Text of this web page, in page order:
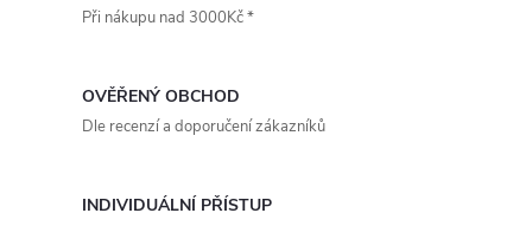
Při nákupu nad 3000Kč *
OVĚŘENÝ OBCHOD
Dle recenzí a doporučení zákazníků
INDIVIDUÁLNÍ PŘÍSTUP